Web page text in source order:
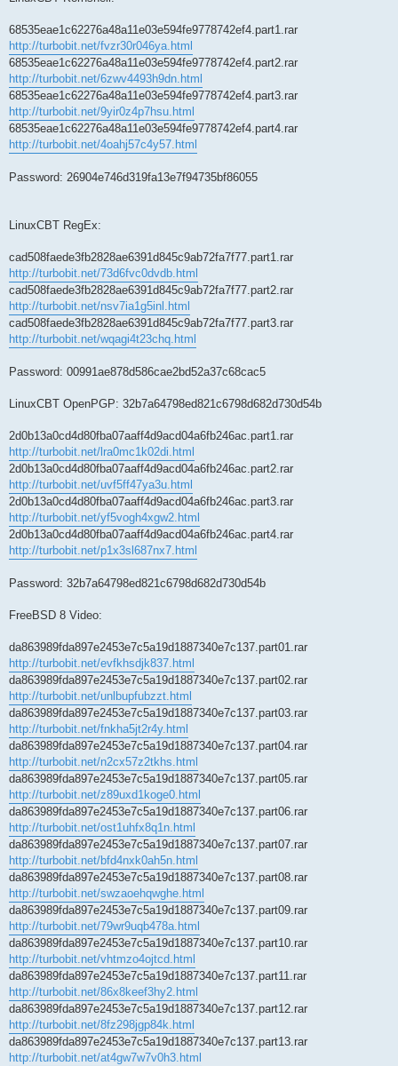
68535eae1c62276a48a11e03e594fe9778742ef4.part1.rar
http://turbobit.net/fvzr30r046ya.html
68535eae1c62276a48a11e03e594fe9778742ef4.part2.rar
http://turbobit.net/6zwv4493h9dn.html
68535eae1c62276a48a11e03e594fe9778742ef4.part3.rar
http://turbobit.net/9yir0z4p7hsu.html
68535eae1c62276a48a11e03e594fe9778742ef4.part4.rar
http://turbobit.net/4oahj57c4y57.html
Password: 26904e746d319fa13e7f94735bf86055
LinuxCBT RegEx:
cad508faede3fb2828ae6391d845c9ab72fa7f77.part1.rar
http://turbobit.net/73d6fvc0dvdb.html
cad508faede3fb2828ae6391d845c9ab72fa7f77.part2.rar
http://turbobit.net/nsv7ia1g5inl.html
cad508faede3fb2828ae6391d845c9ab72fa7f77.part3.rar
http://turbobit.net/wqagi4t23chq.html
Password: 00991ae878d586cae2bd52a37c68cac5
LinuxCBT OpenPGP: 32b7a64798ed821c6798d682d730d54b
2d0b13a0cd4d80fba07aaff4d9acd04a6fb246ac.part1.rar
http://turbobit.net/lra0mc1k02di.html
2d0b13a0cd4d80fba07aaff4d9acd04a6fb246ac.part2.rar
http://turbobit.net/uvf5ff47ya3u.html
2d0b13a0cd4d80fba07aaff4d9acd04a6fb246ac.part3.rar
http://turbobit.net/yf5vogh4xgw2.html
2d0b13a0cd4d80fba07aaff4d9acd04a6fb246ac.part4.rar
http://turbobit.net/p1x3sl687nx7.html
Password: 32b7a64798ed821c6798d682d730d54b
FreeBSD 8 Video:
da863989fda897e2453e7c5a19d1887340e7c137.part01.rar
http://turbobit.net/evfkhsdjk837.html
da863989fda897e2453e7c5a19d1887340e7c137.part02.rar
http://turbobit.net/unlbupfubzzt.html
da863989fda897e2453e7c5a19d1887340e7c137.part03.rar
http://turbobit.net/fnkha5jt2r4y.html
da863989fda897e2453e7c5a19d1887340e7c137.part04.rar
http://turbobit.net/n2cx57z2tkhs.html
da863989fda897e2453e7c5a19d1887340e7c137.part05.rar
http://turbobit.net/z89uxd1koge0.html
da863989fda897e2453e7c5a19d1887340e7c137.part06.rar
http://turbobit.net/ost1uhfx8q1n.html
da863989fda897e2453e7c5a19d1887340e7c137.part07.rar
http://turbobit.net/bfd4nxk0ah5n.html
da863989fda897e2453e7c5a19d1887340e7c137.part08.rar
http://turbobit.net/swzaoehqwghe.html
da863989fda897e2453e7c5a19d1887340e7c137.part09.rar
http://turbobit.net/79wr9uqb478a.html
da863989fda897e2453e7c5a19d1887340e7c137.part10.rar
http://turbobit.net/vhtmzo4ojtcd.html
da863989fda897e2453e7c5a19d1887340e7c137.part11.rar
http://turbobit.net/86x8keef3hy2.html
da863989fda897e2453e7c5a19d1887340e7c137.part12.rar
http://turbobit.net/8fz298jgp84k.html
da863989fda897e2453e7c5a19d1887340e7c137.part13.rar
http://turbobit.net/at4gw7w7v0h3.html